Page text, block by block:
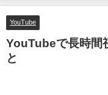
YouTube
YouTubeで長時間
と